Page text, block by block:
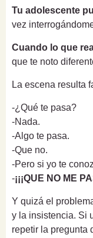
Tu adolescente
vez
Cuando lo que
que te noto
La escena resulta
-¿Qué te pasa?
-Nada.
-Algo te pasa.
-Que no.
-Pero si yo te
-¡¡¡QUE NO ME
Y quizá el
y la insistencia. Si
repetir la pregunta